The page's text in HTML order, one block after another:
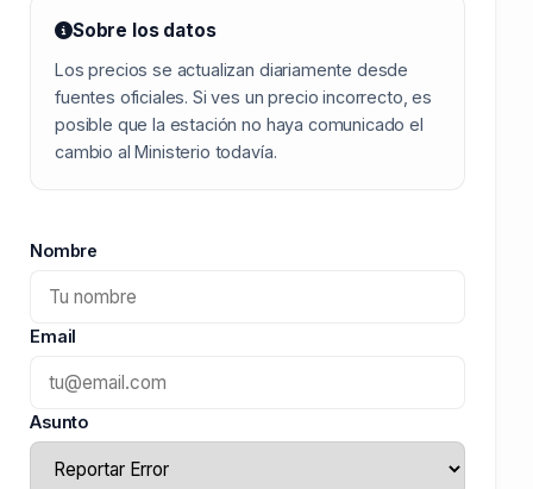
Sobre los datos
Los precios se actualizan diariamente desde
fuentes oficiales. Si ves un precio incorrecto, es
posible que la estación no haya comunicado el
cambio al Ministerio todavía.
Nombre
Email
Asunto